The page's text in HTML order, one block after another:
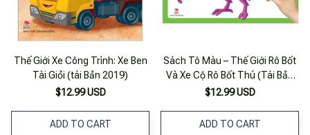
Thế Giới Xe Công Trình: Xe Ben
Tài Giỏi (tái Bản 2019)
$12.99 USD
ADD TO CART
Sách Tô Màu – Thế Giới Rô Bốt
Và Xe Cộ Rô Bốt Thú (Tái Bản
2019)
$12.99 USD
ADD TO CART